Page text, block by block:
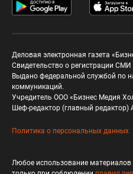
Деловая электронная газета
Свидетельство о регистрации
Выдано федеральной службой по
коммуникаций.
Учредитель ООО «Бизнес Медия
Шеф-редактор (главный редактор)
Политика о персональных данных
Любое использование материалов